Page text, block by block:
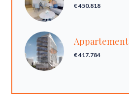
€ 450.818
€ 417.784